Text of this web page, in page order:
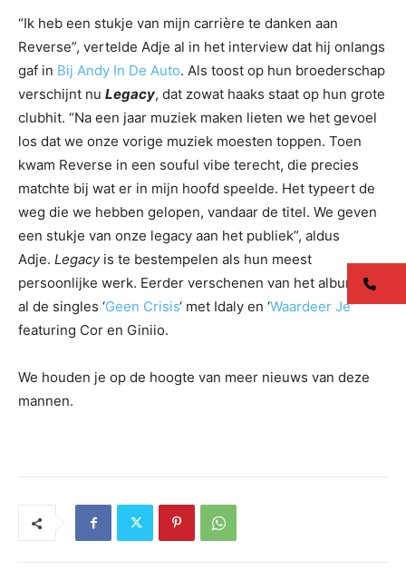
“Ik heb een stukje van mijn carrière te danken aan
Reverse”, vertelde Adje al in het interview dat hij onlangs
gaf in Bij Andy In De Auto. Als toost op hun broederschap
verschijnt nu Legacy, dat zowat haaks staat op hun grote
clubhit. “Na een jaar muziek maken lieten we het gevoel
los dat we onze vorige muziek moesten toppen. Toen
kwam Reverse in een souful vibe terecht, die precies
matchte bij wat er in mijn hoofd speelde. Het typeert de
weg die we hebben gelopen, vandaar de titel. We geven
een stukje van onze legacy aan het publiek”, aldus
Adje. Legacyis te bestempelen als hun meest
persoonlijke werk. Eerder verschenen van het album
al de singles ‘Geen Crisis‘ met Idaly en ‘Waardeer Je‘
featuring Cor en Giniio.
We houden je op de hoogte van meer nieuws van deze
mannen.